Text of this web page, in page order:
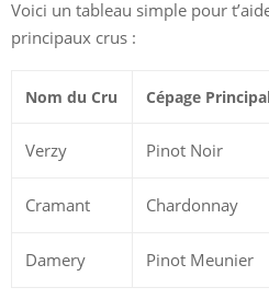
Voici un tableau simple pour
principaux crus :
Nom du Cru Cépage
Verzy Pinot Noir
Cramant Chardonnay
Damery Pinot Meunier